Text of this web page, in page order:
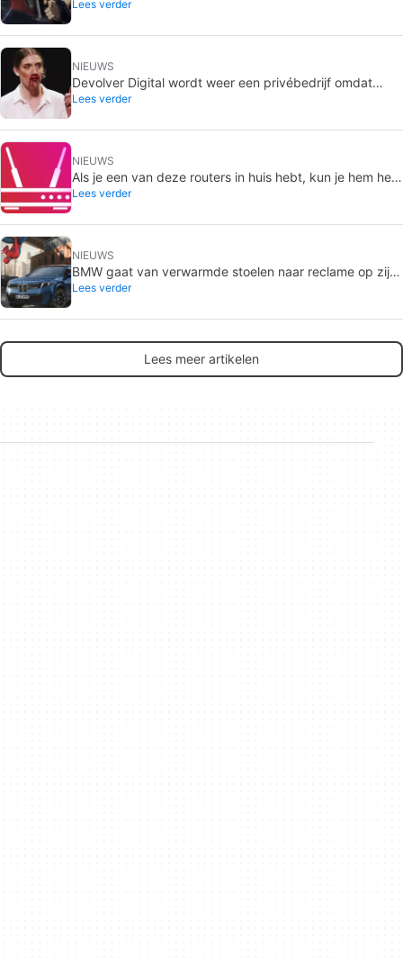
videogame uit die je tot nu toe alleen op dvd kon kopen
Lees verder
NIEUWS
Devolver Digital wordt weer een privébedrijf omdat
waarde creëren voor investeerders hen gaat doden
Lees verder
NIEUWS
Als je een van deze routers in huis hebt, kun je hem het
beste meteen loskoppelen
Lees verder
NIEUWS
BMW gaat van verwarmde stoelen naar reclame op zijn
schermen: wat is er aan de hand met Spider-Man?
Lees verder
Lees meer artikelen